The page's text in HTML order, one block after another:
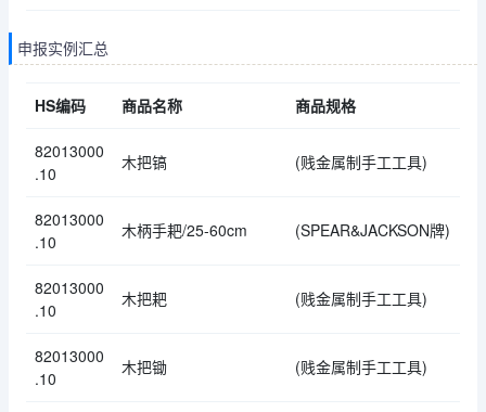
申报实例汇总
HS编码 商品名称 商品规格
82013000
.10
木把镐 (贱金属制手工工具)
82013000
.10
木柄手耙/25-60cm (SPEAR&JACKSON牌)
82013000
.10
木把耙 (贱金属制手工工具)
82013000
.10
木把锄 (贱金属制手工工具)